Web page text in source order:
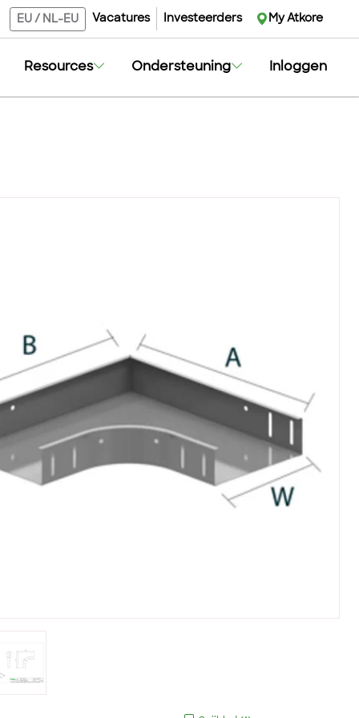
EU / NL-EU Vacatures Investeerders My Atkore
Resources Ondersteuning Inloggen